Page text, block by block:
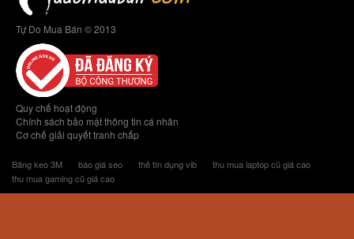
Tự Do Mua Bán © 2013
Quy chế hoạt động
Chính sách bảo mật thông tin cá nhân
Cơ chế giải quyết tranh chấp
Băng keo 3M báo giá seo thẻ tín dụng vib
thu mua laptop cũ giá cao
thu mua gaming cũ giá cao